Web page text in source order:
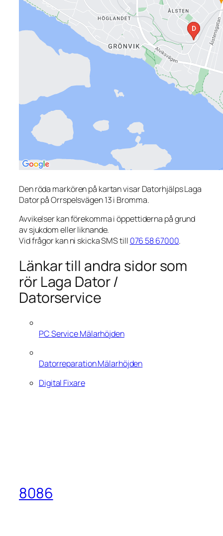
Den röda markören på kartan visar Datorhjälps Laga
Dator på Orrspelsvägen 13 i Bromma.
Avvikelser kan förekomma i öppettiderna på grund
av sjukdom eller liknande.
Vid frågor kan ni skicka SMS till 076 58 67000.
Länkar till andra sidor som
rör Laga Dator /
Datorservice
PC Service Mälarhöjden
Datorreparation Mälarhöjden
Digital Fixare
8086